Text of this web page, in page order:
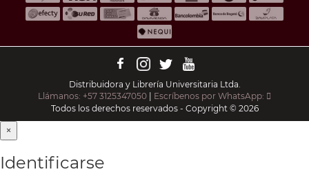
Distribuidora y Librería Universitaria Ltda.
Llámanos: +57 3125347050
Escríbenos por WhatsApp:
Todos los derechos reservados - Copyright © 2026
×
Identificarse